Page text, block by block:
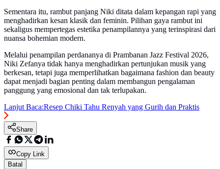
Sementara itu, rambut panjang Niki ditata dalam kepangan rapi yang
menghadirkan kesan klasik dan feminin. Pilihan gaya rambut ini
sekaligus mempertegas estetika penampilannya yang terinspirasi dari
nuansa bohemian modern.
Melalui penampilan perdananya di Prambanan Jazz Festival 2026,
Niki Zefanya tidak hanya menghadirkan pertunjukan musik yang
berkesan, tetapi juga memperlihatkan bagaimana fashion dan beauty
dapat menjadi bagian penting dalam membangun pengalaman
panggung yang emosional dan tak terlupakan.
Lanjut Baca:Resep Chiki Tahu Renyah yang Gurih dan Praktis
Share
Copy Link
Batal